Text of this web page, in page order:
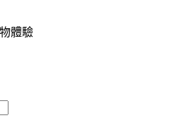
體驗